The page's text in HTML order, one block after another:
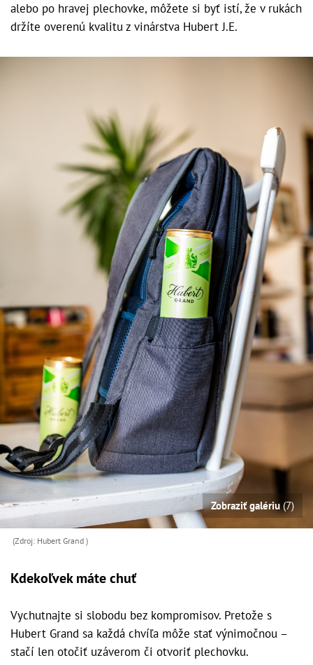
alebo po hravej plechovke, môžete si byť istí, že v rukách
držíte overenú kvalitu z vinárstva Hubert J.E.
Zobraziť galériu(7)
(Zdroj: Hubert Grand )
Kdekoľvek máte chuť
Vychutnajte si slobodu bez kompromisov. Pretože s
Hubert Grand sa každá chvíľa môže stať výnimočnou –
stačí len otočiť uzáverom či otvoriť plechovku.